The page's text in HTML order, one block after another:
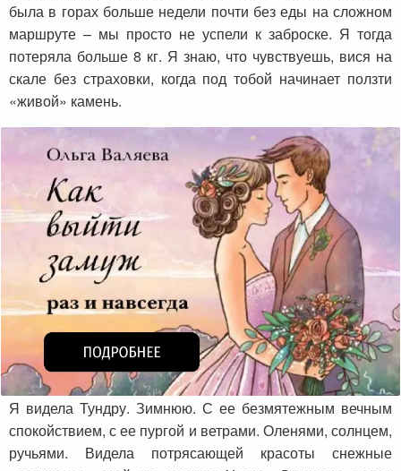
была в горах больше недели почти без еды на сложном
маршруте – мы просто не успели к заброске. Я тогда
потеряла больше 8 кг. Я знаю, что чувствуешь, вися на
скале без страховки, когда под тобой начинает ползти
«живой» камень.
Я видела Тундру. Зимнюю. С ее безмятежным вечным
спокойствием, с ее пургой и ветрами. Оленями, солнцем,
ручьями. Видела потрясающей красоты снежные